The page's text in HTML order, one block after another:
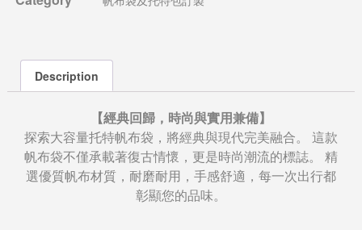
Description
【經典回歸，時尚與實用兼備】
探索大容量托特帆布袋，將經典與現代完美融合。 這款
帆布袋不僅承載著復古情懷，更是時尚潮流的標誌。 精
選優質帆布材質，耐磨耐用，手感舒適，每一次出行都
彰顯您的品味。